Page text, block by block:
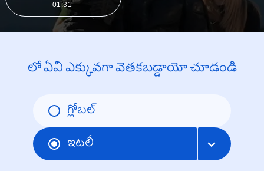
01:31
లో ఏవి ఎక్కువగా వెతకబడ్డాయో చూడండి
గ్లోబల్
ఇటలీ